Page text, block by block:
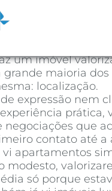
já perdi a
ouvi a mesma
com um cliente:
um imóvel
grande maioria dos
localização.
expressão nem
prática,
negociações que
contato até a
vi apartamentos
modesto,
só porque